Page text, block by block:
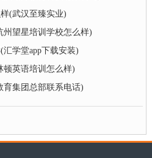
(武汉至臻实业)
望星培训学校怎么样)
学堂app下载安装)
顿英语培训怎么样)
育集团总部联系电话)